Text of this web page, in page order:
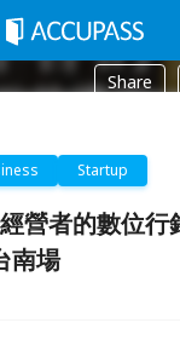
Share
Startup
營者的數位
南場